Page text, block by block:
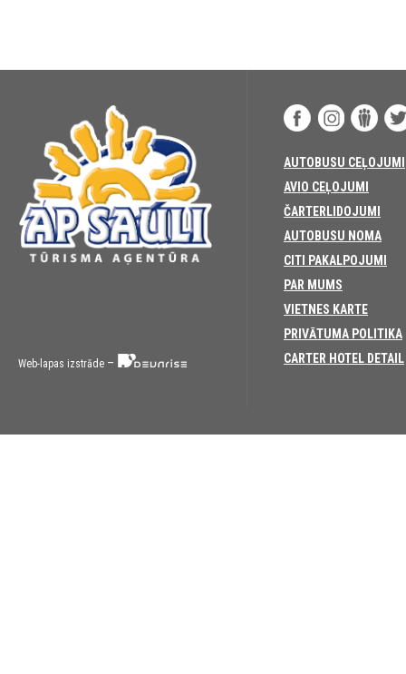
Web-lapas izstrāde –
AUTOBUSU CEĻOJUMI
AVIO CEĻOJUMI
ČARTERLIDOJUMI
AUTOBUSU NOMA
CITI PAKALPOJUMI
PAR MUMS
VIETNES KARTE
PRIVĀTUMA POLITIKA
CARTER HOTEL DETAIL